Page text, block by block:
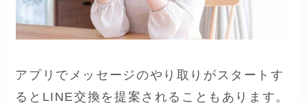
アプリでメッセージのやり取りがスタートす
るとLINE交換を提案されることもあります。